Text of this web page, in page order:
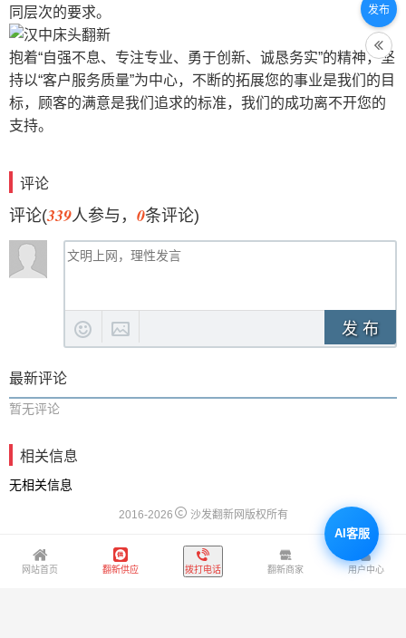
同层次的要求。
抱着“自强不息、专注专业、勇于创新、诚恳务实”的精神，坚
持以“客户服务质量”为中心，不断的拓展您的事业是我们的目
标，顾客的满意是我们追求的标准，我们的成功离不开您的
支持。
发布
评论
评论(339人参与， 0条评论)
发 布
最新评论
暂无评论
相关信息
无相关信息
2016-2026 沙发翻新网版权所有
网站首页 翻新供应 拨打电话 翻新商家 用户中心
AI客服